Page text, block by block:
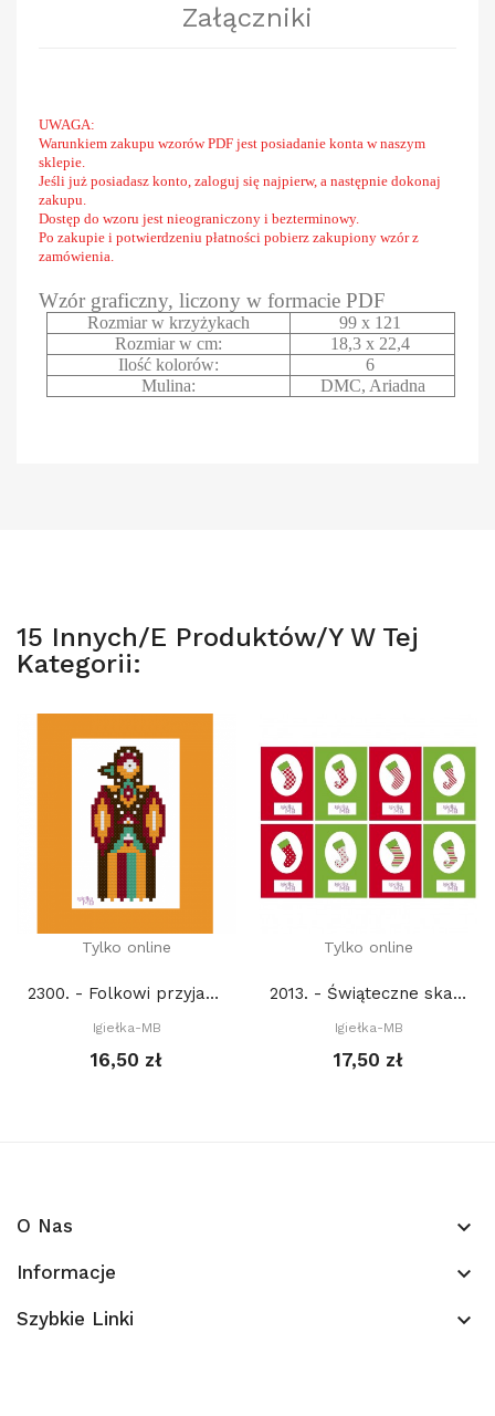
Załączniki
UWAGA:
Warunkiem zakupu wzorów PDF jest posiadanie konta w naszym
sklepie.
Jeśli już posiadasz konto, zaloguj się najpierw, a następnie dokonaj
zakupu.
Dostęp do wzoru jest nieograniczony i bezterminowy.
Po zakupie i potwierdzeniu płatności pobierz zakupiony wzór z
zamówienia.
Wzór graficzny, liczony w formacie PDF
Rozmiar w krzyżykach
99 x 121
Rozmiar w cm:
18,3 x 22,4
Ilość kolorów:
6
Mulina:
DMC, Ariadna
15 Innych/e Produktów/y W Tej
Kategorii:
Tylko online
2300. - Folkowi przyjaciele z lasu. Ptak 2. (PDF)
Igiełka-MB
16,50 zł
Tylko online
2013. - Świąteczne skarpety (PDF)
Igiełka-MB
17,50 zł
O Nas keyboard_arrow_down
Informacje keyboard_arrow_down
Szybkie Linki keyboard_arrow_down